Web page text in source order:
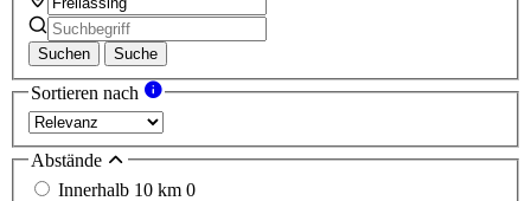
Suchen Suche
Sortieren nach
Abstände
Innerhalb 10 km 0